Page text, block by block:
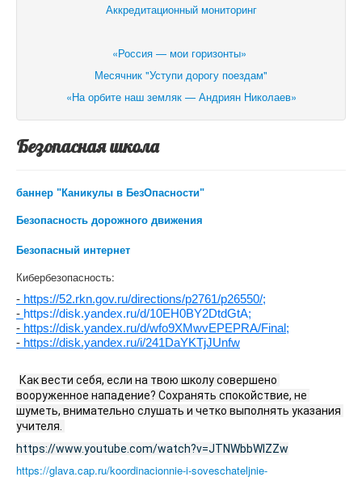
Аккредитационный мониторинг
«Россия — мои горизонты»
Месячник "Уступи дорогу поездам"
«На орбите наш земляк — Андриян Николаев»
Безопасная школа
баннер "Каникулы в БезОпасности"
Безопасность дорожного движения
Безопасный интернет
Кибербезопасность:
- https://52.rkn.gov.ru/directions/p2761/p26550/;
- https://disk.yandex.ru/d/10EH0BY2DtdGtA;
- https://disk.yandex.ru/d/wfo9XMwvEPEPRA/Final;
- https://disk.yandex.ru/i/241DaYKTjJUnfw
Как вести себя, если на твою школу совершено
вооруженное нападение? Сохранять спокойствие, не
шуметь, внимательно слушать и четко выполнять указания
учителя.
https://www.youtube.com/watch?v=JTNWbbWlZZw
https://glava.cap.ru/koordinacionnie-i-soveschateljnie-